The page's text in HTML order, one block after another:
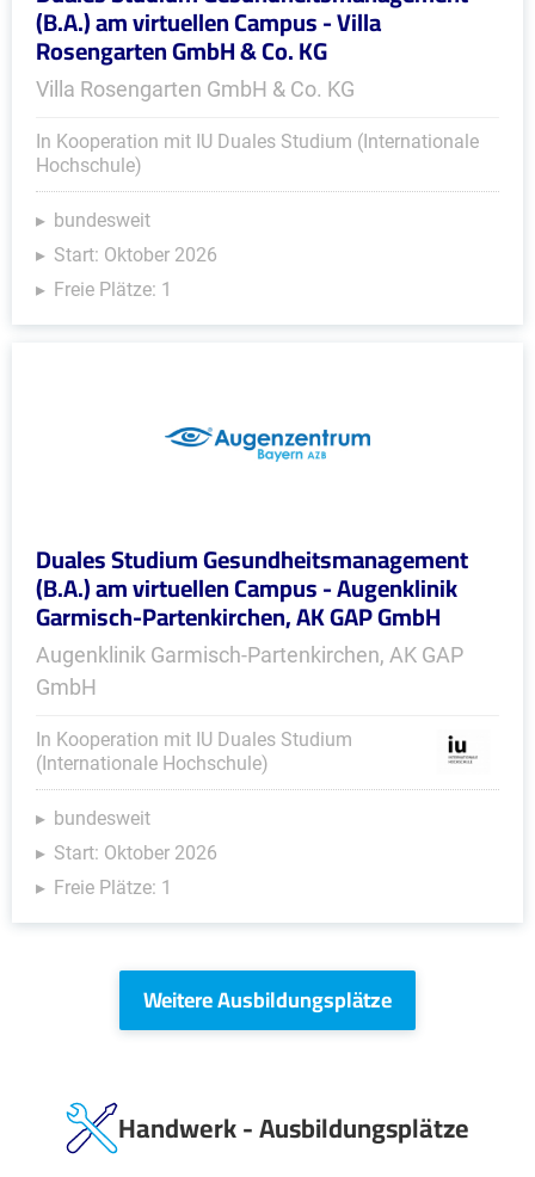
(B.A.) am virtuellen Campus - Villa
Rosengarten GmbH & Co. KG
Villa Rosengarten GmbH & Co. KG
In Kooperation mit IU Duales Studium (Internationale
Hochschule)
bundesweit
Start: Oktober 2026
Freie Plätze: 1
Duales Studium Gesundheitsmanagement
(B.A.) am virtuellen Campus - Augenklinik
Garmisch-Partenkirchen, AK GAP GmbH
Augenklinik Garmisch-Partenkirchen, AK GAP
GmbH
In Kooperation mit IU Duales Studium
(Internationale Hochschule)
bundesweit
Start: Oktober 2026
Freie Plätze: 1
Weitere Ausbildungsplätze
Handwerk - Ausbildungsplätze